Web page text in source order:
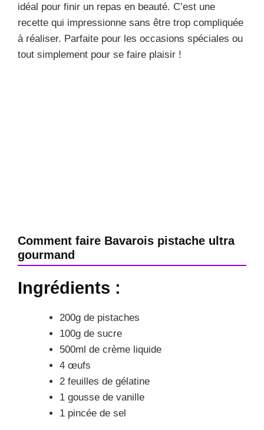
idéal pour finir un repas en beauté. C’est une
recette qui impressionne sans être trop compliquée
à réaliser. Parfaite pour les occasions spéciales ou
tout simplement pour se faire plaisir !
Comment faire Bavarois pistache ultra
gourmand
Ingrédients :
200g de pistaches
100g de sucre
500ml de crème liquide
4 œufs
2 feuilles de gélatine
1 gousse de vanille
1 pincée de sel